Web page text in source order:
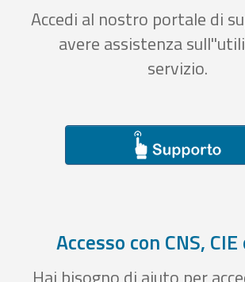
Accedi al nostro portale di
avere assistenza
servizio.
Accesso con CNS, CIE